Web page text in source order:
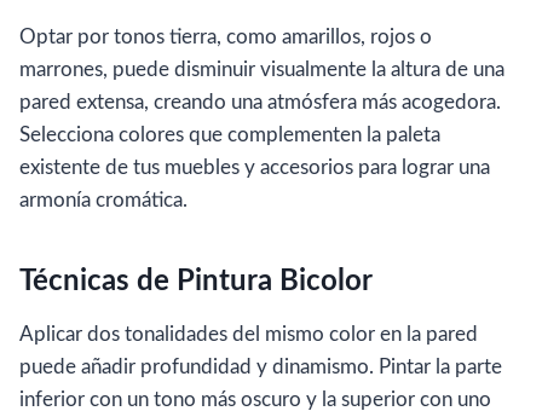
Optar por tonos tierra, como amarillos, rojos o
marrones, puede disminuir visualmente la altura de una
pared extensa, creando una atmósfera más acogedora.
Selecciona colores que complementen la paleta
existente de tus muebles y accesorios para lograr una
armonía cromática.
Técnicas de Pintura Bicolor
Aplicar dos tonalidades del mismo color en la pared
puede añadir profundidad y dinamismo. Pintar la parte
inferior con un tono más oscuro y la superior con uno